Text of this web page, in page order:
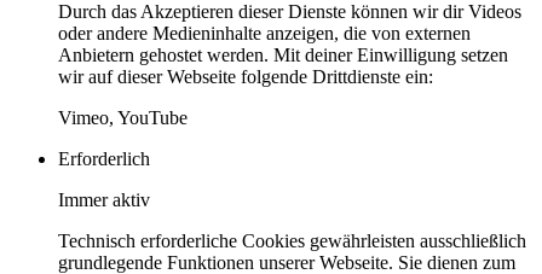
Durch das Akzeptieren dieser Dienste können wir dir Videos
oder andere Medieninhalte anzeigen, die von externen
Anbietern gehostet werden. Mit deiner Einwilligung setzen
wir auf dieser Webseite folgende Drittdienste ein:
Vimeo, YouTube
Erforderlich
Immer aktiv
Technisch erforderliche Cookies gewährleisten ausschließlich
grundlegende Funktionen unserer Webseite. Sie dienen zum